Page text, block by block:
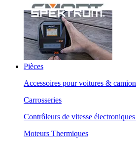
Pièces
Accessoires pour voitures &
Carrosseries
Contrôleurs de vitesse
Moteurs Thermiques